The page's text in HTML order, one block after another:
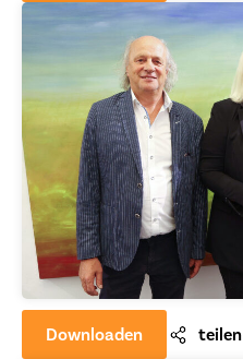
Downloaden teilen